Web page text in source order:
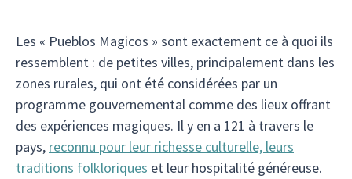
Les « Pueblos Magicos » sont exactement ce à quoi ils
ressemblent : de petites villes, principalement dans les
zones rurales, qui ont été considérées par un
programme gouvernemental comme des lieux offrant
des expériences magiques. Il y en a 121 à travers le
pays, reconnu pour leur richesse culturelle, leurs
traditions folkloriques et leur hospitalité généreuse.